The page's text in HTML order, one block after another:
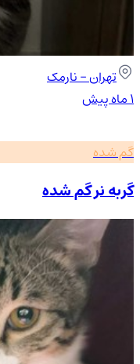
تهران- نارمک
۱ ماه پیش
گم شده
گربه نر گم شده